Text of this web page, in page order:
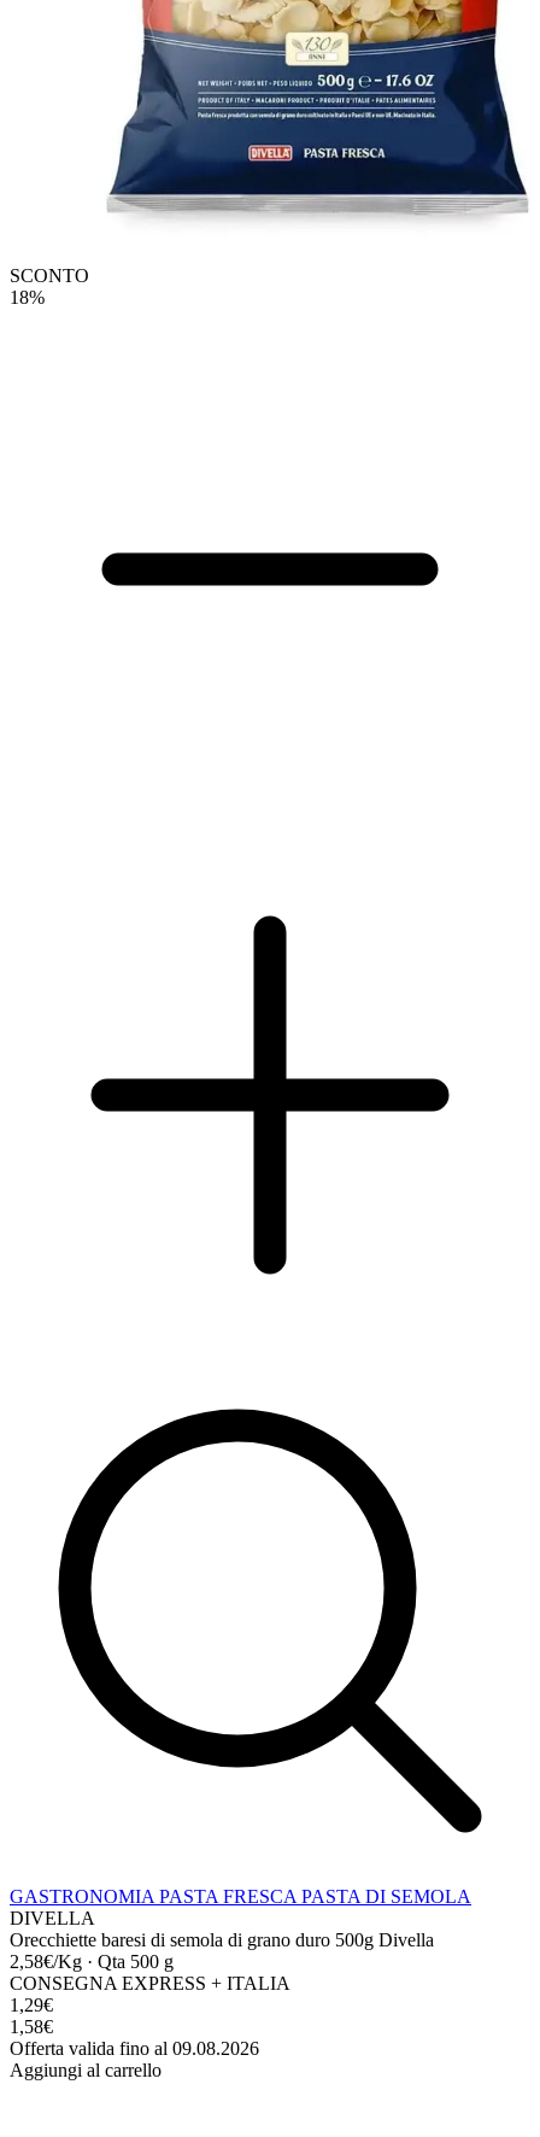
SCONTO
18%
GASTRONOMIA PASTA FRESCA PASTA DI SEMOLA
DIVELLA
Orecchiette baresi di semola di grano duro 500g Divella
2,58€/Kg · Qta 500 g
CONSEGNA EXPRESS + ITALIA
1,29€
1,58€
Offerta valida fino al 09.08.2026
Aggiungi al carrello